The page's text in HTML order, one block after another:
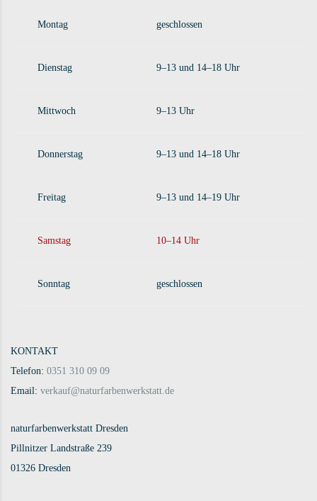
Montag geschlossen
Dienstag 9–13 und 14–18 Uhr
Mittwoch 9–13 Uhr
Donnerstag 9–13 und 14–18 Uhr
Freitag 9–13 und 14–19 Uhr
Samstag 10–14 Uhr
Sonntag geschlossen
KONTAKT
Telefon: 0351 310 09 09
Email: verkauf@naturfarbenwerkstatt.de
naturfarbenwerkstatt Dresden
Pillnitzer Landstraße 239
01326 Dresden